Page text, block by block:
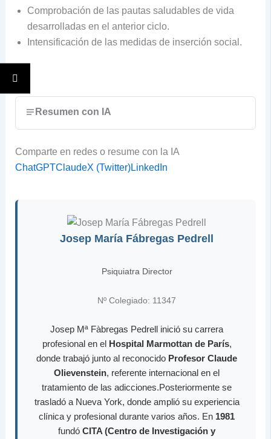
Comprobación de las pautas saludables de vida
desarrolladas en el anterior ciclo.
Intensificación de las medidas de inserción social.
Resumen con IA
Comparte en redes o resume con la IA
ChatGPTClaudeX (Twitter)LinkedIn
Josep María Fábregas Pedrell
Psiquiatra Director
Nº Colegiado: 11347
Josep Mª Fàbregas Pedrell inició su carrera
profesional en el Hospital Marmottan de París,
donde trabajó junto al reconocido Profesor Claude
Olievenstein, referente internacional en el
tratamiento de las adicciones.Posteriormente se
trasladó a Nueva York, donde amplió su experiencia
clínica y profesional durante varios años. En 1981
fundó CITA (Centro de Investigación y